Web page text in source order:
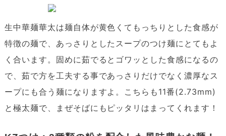
生中華麺華太は麺自体が黄色くてもっちりとした食感が
特徴の麺で、あっさりとしたスープのつけ麺にとてもよ
く合います。固めに茹でるとゴワッとした食感になるの
で、茹で方を工夫する事であっさりだけでなく濃厚なス
ープにも合う麺になりますよ。こちらも11番(2.73mm)
と極太麺で、まぜそばにもピッタリはまってくれます！